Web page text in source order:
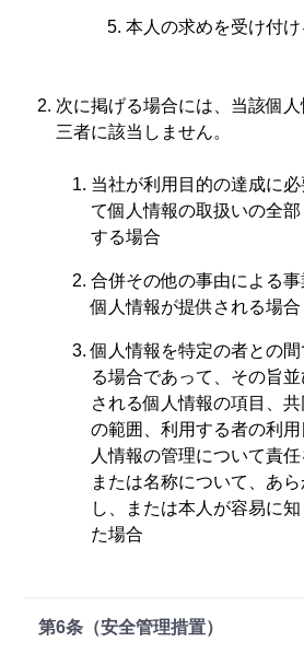
本人の求めを受け付
次に掲げる場合には、当該個
三者に該当しません。
当社が利用目的の達成に
て個人情報の取扱いの全
する場合
合併その他の事由による
個人情報が提供される場合
個人情報を特定の者との
る場合であって、その旨
される個人情報の項目、
の範囲、利用する者の利
人情報の管理について責
または名称について、あ
し、または本人が容易に
た場合
第6条（安全管理措置）